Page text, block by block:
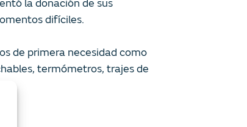
la donación de sus
difíciles.
de primera necesidad como
termómetros, trajes de